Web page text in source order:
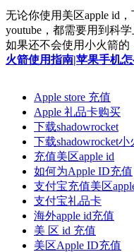
无论你使用美区apple id，
youtube，都需要用到科
如果还不会使用小火箭的
火箭使用指南|苹果手机
Apple store 充值
Apple 礼品卡购买
下载shadowrocket
下载shadowrocket小
充值美区apple id
如何为Apple ID充值
支付宝充值美区
支付宝礼品卡
海外apple id充值
美 区 id 充值
美区Apple ID充值